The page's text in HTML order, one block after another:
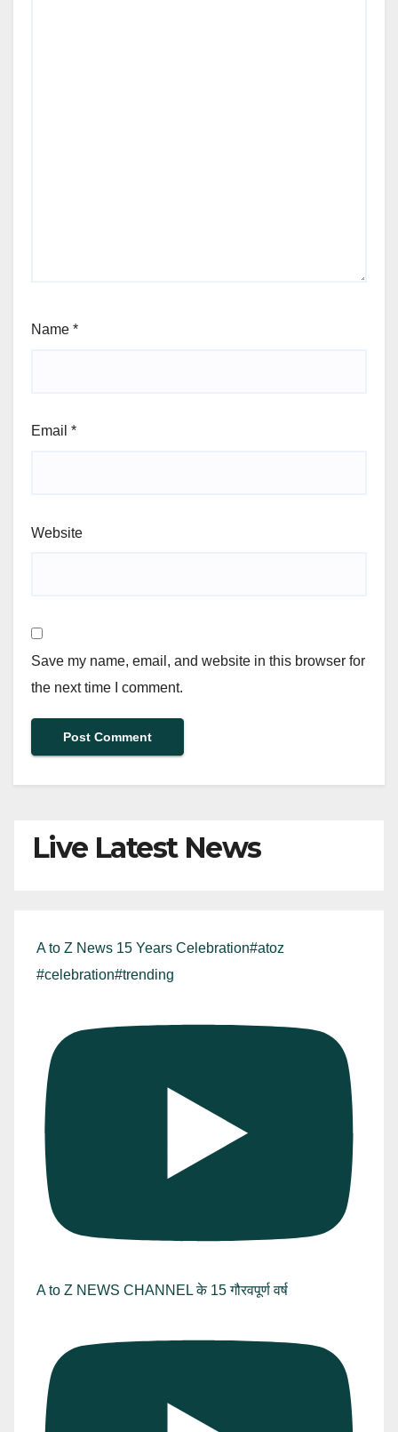
Name *
Email *
Website
Save my name, email, and website in this browser for
the next time I comment.
Live Latest News
A to Z News 15 Years Celebration#atoz
#celebration#trending
A to Z NEWS CHANNEL के 15 गौरवपूर्ण वर्ष